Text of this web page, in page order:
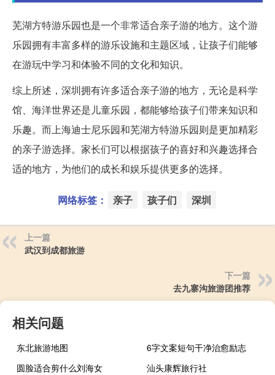
芜湖方特游乐园也是一个非常适合亲子游的地方。这个游
乐园拥有丰富多样的游乐设施和主题区域，让孩子们能够
在游玩中学习和体验不同的文化和知识。
综上所述，深圳拥有许多适合亲子游的地方，无论是科学
馆、海洋世界还是儿童乐园，都能够给孩子们带来知识和
乐趣。而上海迪士尼乐园和芜湖方特游乐园则是更加精彩
的亲子游选择。家长们可以根据孩子的喜好和兴趣选择合
适的地方，为他们的成长和娱乐提供更多的选择。
网络标签： 亲子 孩子们 深圳
上一篇
武汉到成都旅游
下一篇
去九寨沟旅游团推荐
相关问题
东北旅游地图
6字文案短句干净治愈励志
圆脸适合剪什么刘海女
汕头康辉旅行社